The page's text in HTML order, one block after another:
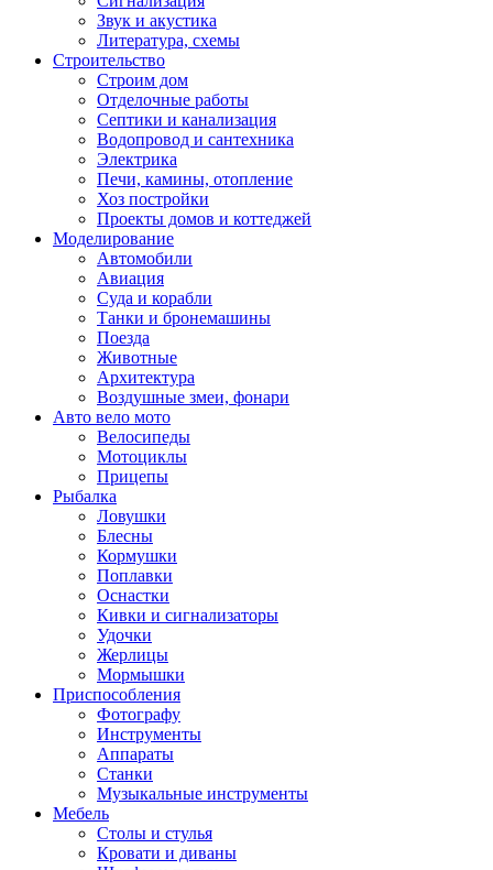
Звук и акустика
Литература, схемы
Строительство
Строим дом
Отделочные работы
Септики и канализация
Водопровод и сантехника
Электрика
Печи, камины, отопление
Хоз постройки
Проекты домов и коттеджей
Моделирование
Автомобили
Авиация
Суда и корабли
Танки и бронемашины
Поезда
Животные
Архитектура
Воздушные змеи, фонари
Авто вело мото
Велосипеды
Мотоциклы
Прицепы
Рыбалка
Ловушки
Блесны
Кормушки
Поплавки
Оснастки
Кивки и сигнализаторы
Удочки
Жерлицы
Мормышки
Приспособления
Фотографу
Инструменты
Аппараты
Станки
Музыкальные инструменты
Мебель
Столы и стулья
Кровати и диваны